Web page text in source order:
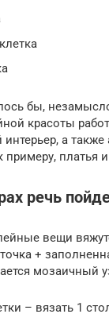
бы,
красоты
интерьер, а
платья и
речь
вещи
+
мозаичный
– вязать 1